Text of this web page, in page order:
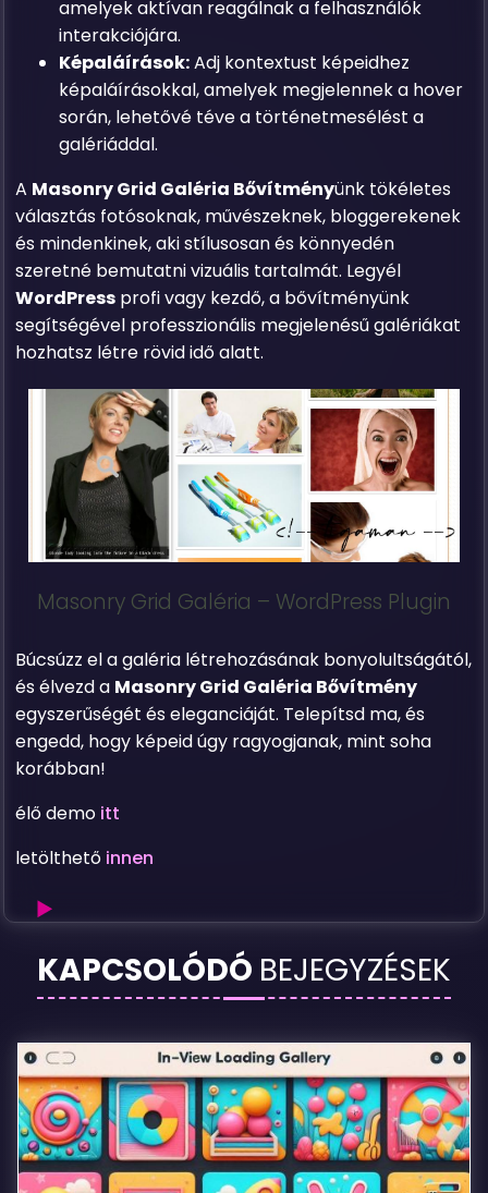
Grid
–
wordpress
plugin
amelyek aktívan reagálnak a felhasználók
interakciójára.
Képaláírások:Adj kontextust képeidhez
képaláírásokkal, amelyek megjelennek a hover
során, lehetővé téve a történetmesélést a
galériáddal.
A Masonry Grid Galéria Bővítményünk tökéletes
választás fotósoknak, művészeknek, bloggerekenek
és mindenkinek, aki stílusosan és könnyedén
szeretné bemutatni vizuális tartalmát. Legyél
WordPress profi vagy kezdő, a bővítményünk
segítségével professzionális megjelenésű galériákat
hozhatsz létre rövid idő alatt.
Masonry Grid Galéria – WordPress Plugin
Búcsúzz el a galéria létrehozásának bonyolultságától,
és élvezd a Masonry Grid Galéria Bővítmény
egyszerűségét és eleganciáját. Telepítsd ma, és
engedd, hogy képeid úgy ragyogjanak, mint soha
korábban!
élő demo itt
letölthető innen
KAPCSOLÓDÓ BEJEGYZÉSEK